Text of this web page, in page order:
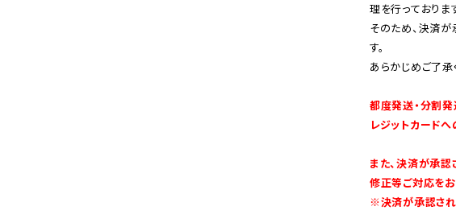
理を行っております
そのため、決済
す。
あらかじめご了承
都度発送・分割発
レジットカード
また、決済が承
修正等ご対応をお
※決済が承認され